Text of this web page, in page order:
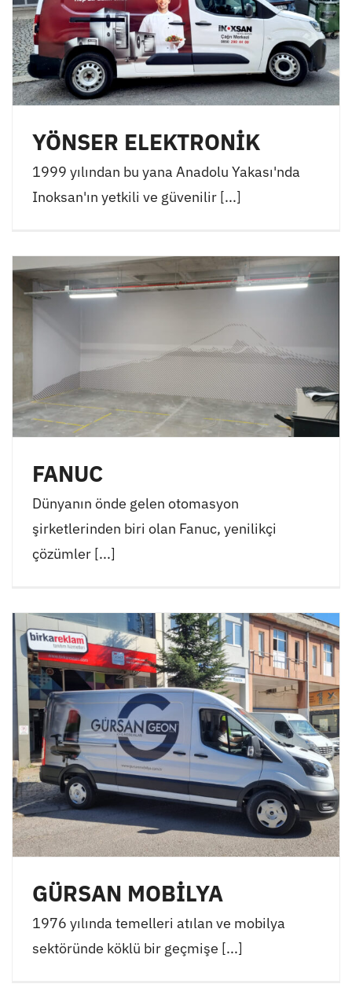
YÖNSER ELEKTRONİK
1999 yılından bu yana Anadolu Yakası'nda
Inoksan'ın yetkili ve güvenilir [...]
FANUC
Dünyanın önde gelen otomasyon
şirketlerinden biri olan Fanuc, yenilikçi
çözümler [...]
GÜRSAN MOBİLYA
1976 yılında temelleri atılan ve mobilya
sektöründe köklü bir geçmişe [...]